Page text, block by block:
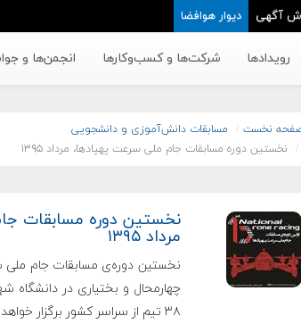
آگهی دیوار هوافضا
رویدادها شرکت‌ها و کسب‌وکار‌ها انجمن‌ها و
نخست
مسابقات دانش‌آموزی و دانشجویی
نخستین دوره مسابقات جام ملی سرعت پهپادها، مرداد ۱۳۹۵
نخستین دوره مسابقات
مرداد ۱۳۹۵
نخستین دوره‌ی مسابقات جام ملی
چهارمحال و بختیاری در دانشگاه
۳۸ تیم از سراسر کشور برگزار خواهد شد.